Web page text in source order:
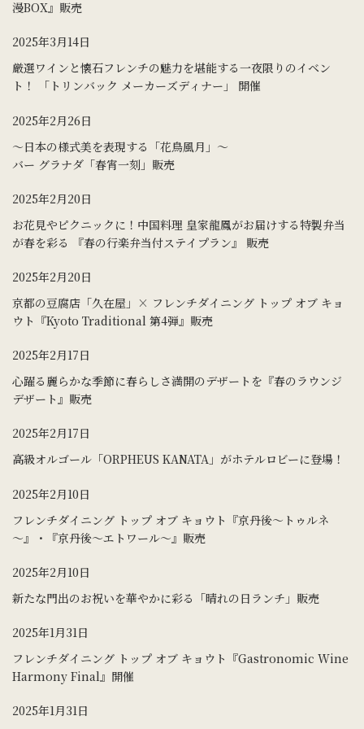
漫BOX』販売
2025年3月14日
厳選ワインと懐石フレンチの魅力を堪能する一夜限りのイベン
ト！ 「トリンバック メーカーズディナー」 開催
2025年2月26日
～日本の様式美を表現する「花鳥風月」～
バー グラナダ「春宵一刻」販売
2025年2月20日
お花見やピクニックに！中国料理 皇家龍鳳がお届けする特製弁当
が春を彩る 『春の行楽弁当付ステイプラン』 販売
2025年2月20日
京都の豆腐店「久在屋」× フレンチダイニング トップ オブ キョ
ウト『Kyoto Traditional 第4弾』販売
2025年2月17日
心躍る麗らかな季節に春らしさ満開のデザートを『春のラウンジ
デザート』販売
2025年2月17日
高級オルゴール「ORPHEUS KANATA」がホテルロビーに登場！
2025年2月10日
フレンチダイニング トップ オブ キョウト『京丹後～トゥルネ
～』・『京丹後～エトワール～』販売
2025年2月10日
新たな門出のお祝いを華やかに彩る「晴れの日ランチ」販売
2025年1月31日
フレンチダイニング トップ オブ キョウト『Gastronomic Wine
Harmony Final』開催
2025年1月31日